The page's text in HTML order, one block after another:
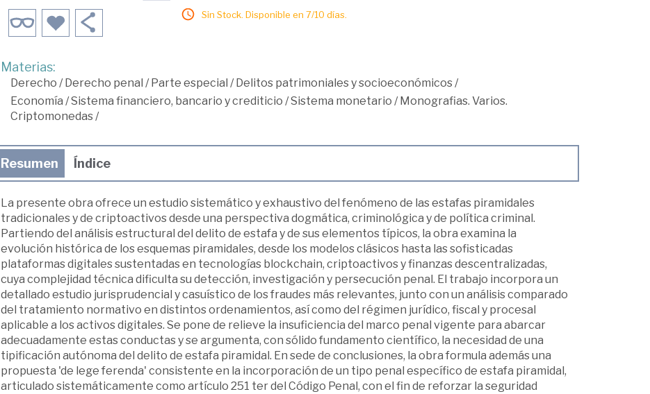
Sin Stock. Disponible en 7/10 días.
Materias:
Derecho / Derecho penal / Parte especial / Delitos patrimoniales y socioeconómicos/
Economía /Sistema financiero, bancario y crediticio /Sistema monetario / Monografias. Varios.
Criptomonedas/
Resumen Índice
La presente obra ofrece un estudio sistemático y exhaustivo del fenómeno de las estafas piramidales
tradicionales y de criptoactivos desde una perspectiva dogmática, criminológica y de política criminal.
Partiendo del análisis estructural del delito de estafa y de sus elementos típicos, la obra examina la
evolución histórica de los esquemas piramidales, desde los modelos clásicos hasta las sofisticadas
plataformas digitales sustentadas en tecnologías blockchain, criptoactivos y finanzas descentralizadas,
cuya complejidad técnica dificulta su detección, investigación y persecución penal. El trabajo incorpora un
detallado estudio jurisprudencial y casuístico de los fraudes más relevantes, junto con un análisis comparado
del tratamiento normativo en distintos ordenamientos, así como del régimen jurídico, fiscal y procesal
aplicable a los activos digitales. Se pone de relieve la insuficiencia del marco penal vigente para abarcar
adecuadamente estas conductas y se argumenta, con sólido fundamento científico, la necesidad de una
tipificación autónoma del delito de estafa piramidal. En sede de conclusiones, la obra formula además una
propuesta 'de lege ferenda' consistente en la incorporación de un tipo penal específico de estafa piramidal,
articulado sistemáticamente como artículo 251 ter del Código Penal, con el fin de reforzar la seguridad